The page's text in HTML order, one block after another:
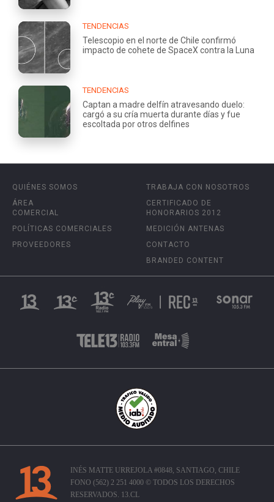
TENDENCIAS
Telescopio en el norte de Chile confirmó
impacto de cohete de SpaceX contra la Luna
TENDENCIAS
Captan a madre delfín atravesando duelo:
cargó a su cría muerta durante días y fue
escoltada por otros delfines
QUIÉNES SOMOS
ÁREA
COMERCIAL
POLÍTICAS COMERCIALES
PROVEEDORES
TRABAJA CON NOSOTROS
CERTIFICADO DE
HONORARIOS 2012
MEDICIÓN ANTENAS
CONTACTO
BRANDED CONTENT
INÉS MATTE URREJOLA #0848, SANTIAGO, CHILE
FONO (562) 2 251 4000 © TODOS LOS DERECHOS
RESERVADOS. 13.CL